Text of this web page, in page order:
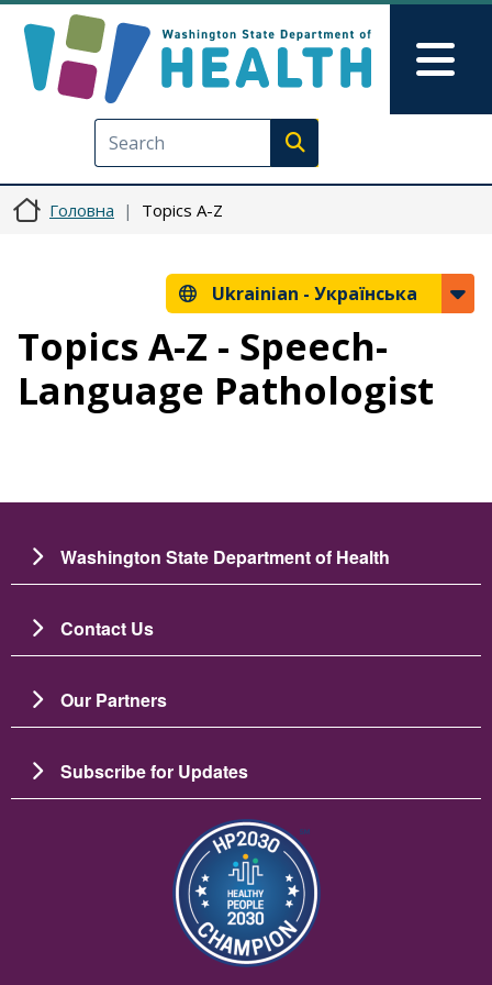
Execute search
Головна Topics A-Z
Ukrainian - Українська
Topics A-Z - Speech-
Language Pathologist
Washington State Department of Health
Contact Us
Our Partners
Subscribe for Updates
Зображення